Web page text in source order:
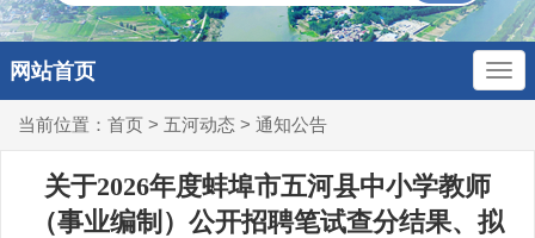
网站首页
当前位置： 首页 > 五河动态 > 通知公告
关于2026年度蚌埠市五河县中小学教师
（事业编制）公开招聘笔试查分结果、拟